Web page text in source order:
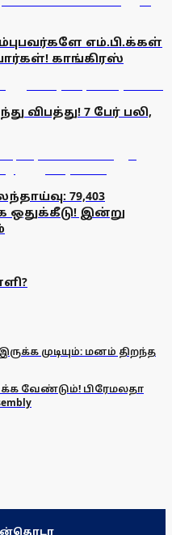
எம்.பி.க்கள்
காங்கிரஸ்
விபத்து! 7 பேர் பலி,
79,403
ஒதுக்கீடு! இன்று
முடியும்: மனம் திறந்த
வேண்டும்! பிரேமலதா